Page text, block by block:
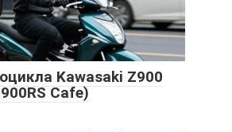
Kawasaki Z900
Cafe)